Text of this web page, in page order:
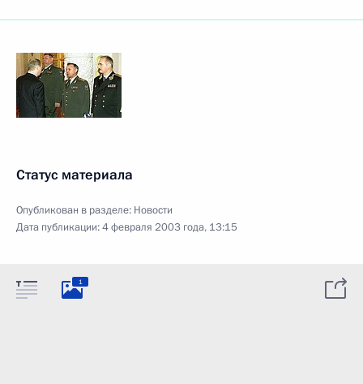
Статус материала
Опубликован в разделе: Новости
Дата публикации:4 февраля 2003 года, 13:15
1